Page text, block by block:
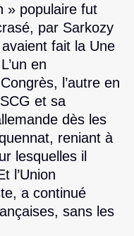
» populaire fut
par Sarkozy
fait la Une
en
l’autre en
et sa
dès les
reniant à
lesquelles il
l’Union
a continué
sans les